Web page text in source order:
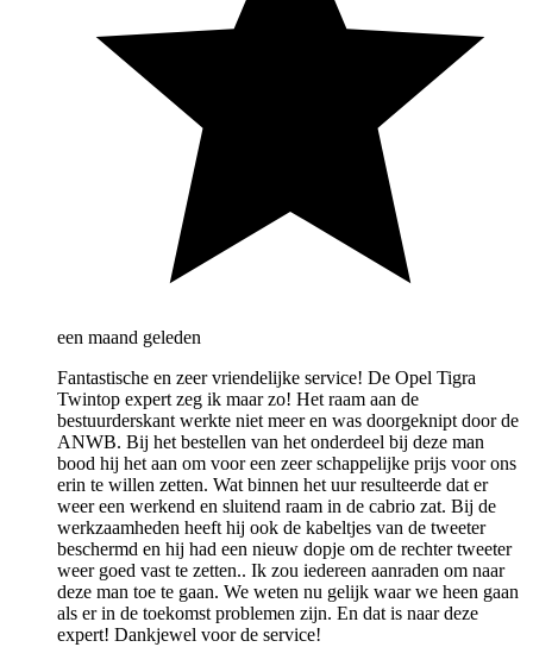
een maand geleden
Fantastische en zeer vriendelijke service! De Opel Tigra
Twintop expert zeg ik maar zo! Het raam aan de
bestuurderskant werkte niet meer en was doorgeknipt door de
ANWB. Bij het bestellen van het onderdeel bij deze man
bood hij het aan om voor een zeer schappelijke prijs voor ons
erin te willen zetten. Wat binnen het uur resulteerde dat er
weer een werkend en sluitend raam in de cabrio zat. Bij de
werkzaamheden heeft hij ook de kabeltjes van de tweeter
beschermd en hij had een nieuw dopje om de rechter tweeter
weer goed vast te zetten.. Ik zou iedereen aanraden om naar
deze man toe te gaan. We weten nu gelijk waar we heen gaan
als er in de toekomst problemen zijn. En dat is naar deze
expert! Dankjewel voor de service!